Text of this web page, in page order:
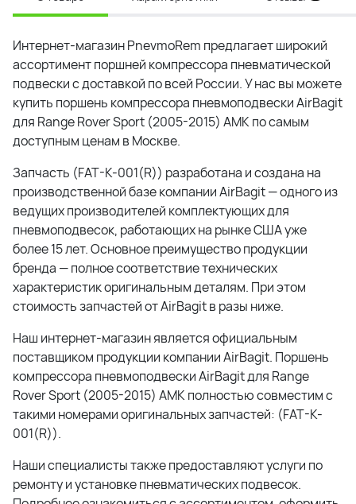
Интернет-магазин PnevmoRem предлагает широкий
ассортимент поршней компрессора пневматической
подвески с доставкой по всей России. У нас вы можете
купить поршень компрессора пневмоподвески AirBagit
для Range Rover Sport (2005-2015) AMK по самым
доступным ценам в Москве.
Запчасть (FAT-K-001(R)) разработана и создана на
производственной базе компании AirBagit — одного из
ведущих производителей комплектующих для
пневмоподвесок, работающих на рынке США уже
более 15 лет. Основное преимущество продукции
бренда — полное соответствие технических
характеристик оригинальным деталям. При этом
стоимость запчастей от AirBagit в разы ниже.
Наш интернет-магазин является официальным
поставщиком продукции компании AirBagit. Поршень
компрессора пневмоподвески AirBagit для Range
Rover Sport (2005-2015) AMK полностью совместим с
такими номерами оригинальных запчастей: (FAT-K-
001(R)).
Наши специалисты также предоставляют услуги по
ремонту и установке пневматических подвесок.